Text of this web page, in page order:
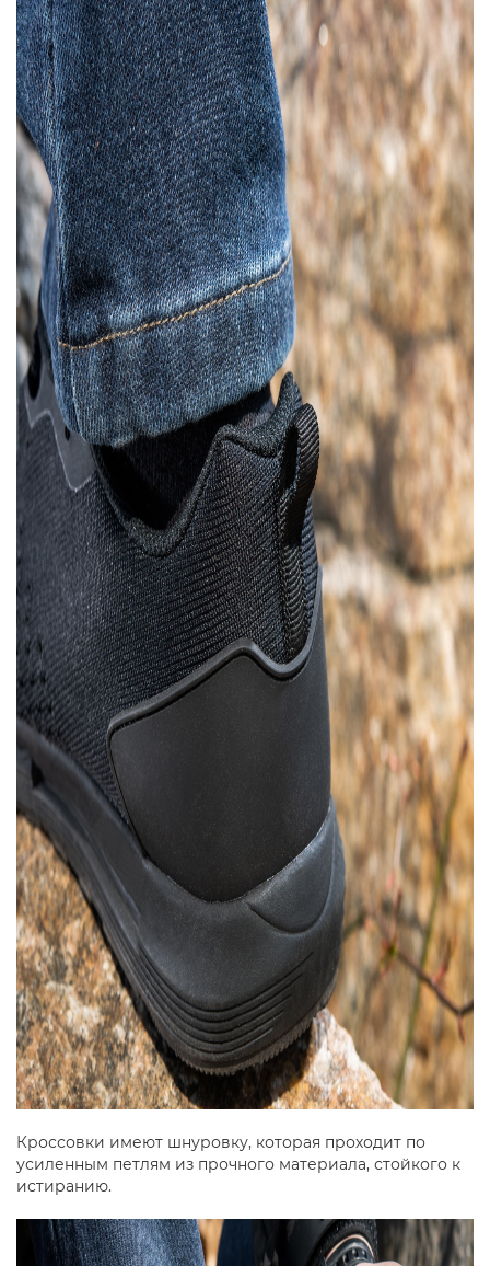
Кроссовки имеют шнуровку, которая проходит по
усиленным петлям из прочного материала, стойкого к
истиранию.